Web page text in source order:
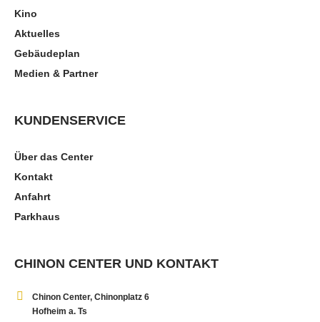
Kino
Aktuelles
Gebäudeplan
Medien & Partner
KUNDENSERVICE
Über das Center
Kontakt
Anfahrt
Parkhaus
CHINON CENTER UND KONTAKT
Chinon Center, Chinonplatz 6
Hofheim a. Ts